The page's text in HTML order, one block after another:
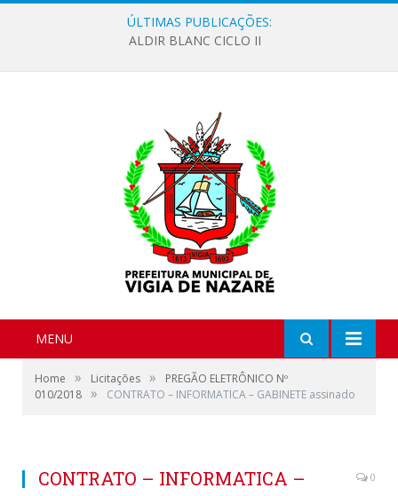
ÚLTIMAS PUBLICAÇÕES:
ALDIR BLANC CICLO II
MENU
Home » Licitações »
PREGÃO ELETRÔNICO Nº
010/2018 » CONTRATO – INFORMATICA – GABINETE assinado
CONTRATO – INFORMATICA –
0